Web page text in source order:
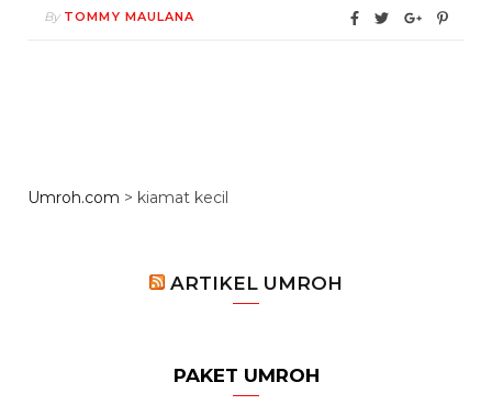
By TOMMY MAULANA
Umroh.com > kiamat kecil
ARTIKEL UMROH
PAKET UMROH